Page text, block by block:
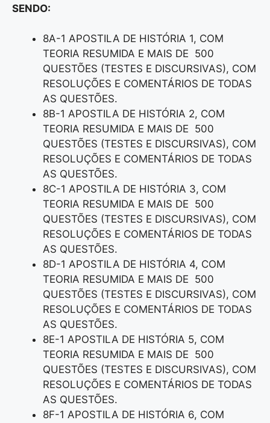
SENDO:
8A-1 APOSTILA DE HISTÓRIA 1, COM
TEORIA RESUMIDA E MAIS DE 500
QUESTÕES (TESTES E DISCURSIVAS), COM
RESOLUÇÕES E COMENTÁRIOS DE TODAS
AS QUESTÕES.
8B-1 APOSTILA DE HISTÓRIA 2, COM
TEORIA RESUMIDA E MAIS DE 500
QUESTÕES (TESTES E DISCURSIVAS), COM
RESOLUÇÕES E COMENTÁRIOS DE TODAS
AS QUESTÕES.
8C-1 APOSTILA DE HISTÓRIA 3, COM
TEORIA RESUMIDA E MAIS DE 500
QUESTÕES (TESTES E DISCURSIVAS), COM
RESOLUÇÕES E COMENTÁRIOS DE TODAS
AS QUESTÕES.
8D-1 APOSTILA DE HISTÓRIA 4, COM
TEORIA RESUMIDA E MAIS DE 500
QUESTÕES (TESTES E DISCURSIVAS), COM
RESOLUÇÕES E COMENTÁRIOS DE TODAS
AS QUESTÕES.
8E-1 APOSTILA DE HISTÓRIA 5, COM
TEORIA RESUMIDA E MAIS DE 500
QUESTÕES (TESTES E DISCURSIVAS), COM
RESOLUÇÕES E COMENTÁRIOS DE TODAS
AS QUESTÕES.
8F-1 APOSTILA DE HISTÓRIA 6, COM